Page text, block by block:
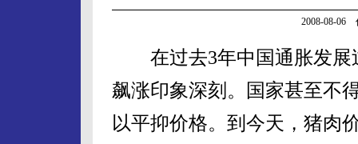
2008-08-06
在过去3年中国通胀发展
飙涨印象深刻。国家甚至不
以平抑价格。到今天，猪肉